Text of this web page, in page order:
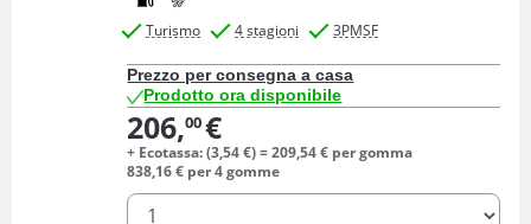
Turismo 4 stagioni 3PMSF
Prezzo per consegna a casa
Prodotto ora disponibile
206,00€
+ Ecotassa: (3,54€) =209,54€ per gomma
838,16€ per 4 gomme
quantità